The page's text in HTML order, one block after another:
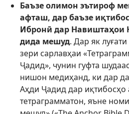
Баъзе олимон эътироф
афташ, дар баъзе
Ибронӣ дар
дида мешуд. Дар як
зери сарлавҳаи
Ҷадид», чунин гуфта
нишон медиҳанд, ки дар
Аҳди Ҷадид дар
тетраграмматон, яъне